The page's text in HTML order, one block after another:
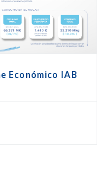
Económico IAB